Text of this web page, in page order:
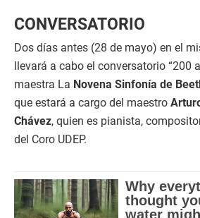
CONVERSATORIO
Dos días antes (28 de mayo) en el
llevará a cabo el conversatorio “200
maestra La Novena Sinfonía de
que estará a cargo del maestro
Chávez, quien es pianista,
del Coro UDEP.